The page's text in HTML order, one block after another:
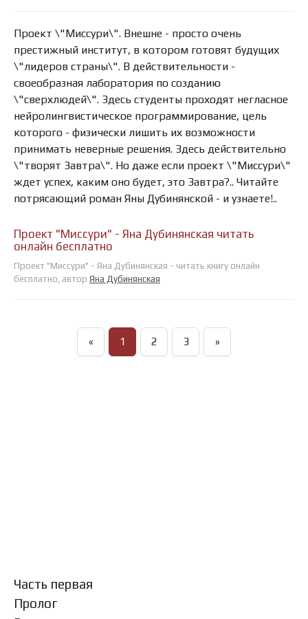
Проект \"Миссури\". Внешне - просто очень
престижный институт, в котором готовят будущих
\"лидеров страны\". В действительности -
своеобразная лаборатория по созданию
\"сверхлюдей\". Здесь студенты проходят негласное
нейролингвистическое программирование, цель
которого - физически лишить их возможности
принимать неверные решения. Здесь действительно
\"творят Завтра\". Но даже если проект \"Миссури\"
ждет успех, каким оно будет, это Завтра?.. Читайте
потрясающий роман Яны Дубинянской - и узнаете!..
Проект "Миссури" - Яна Дубинянская читать
онлайн бесплатно
Проект "Миссури" - Яна Дубинянская - читать книгу онлайн
бесплатно, автор Яна Дубинянская
« 1 2 3 »
Часть первая
Пролог